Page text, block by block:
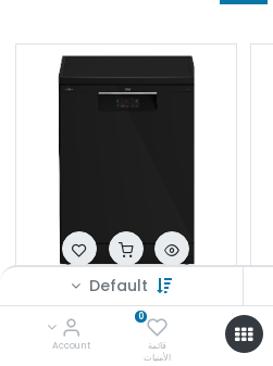
Default
0
قائمة
الأمنيات
Account
19,500.000
E£